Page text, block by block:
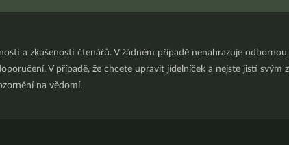
a zkušenosti čtenářů. V žádném případě nenahrazuje
V případě, že chcete upravit jídelníček a nejste jistí svým
na vědomí.